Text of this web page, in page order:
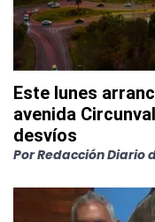
Este lunes
avenida
desvíos
PorRedacción Diario